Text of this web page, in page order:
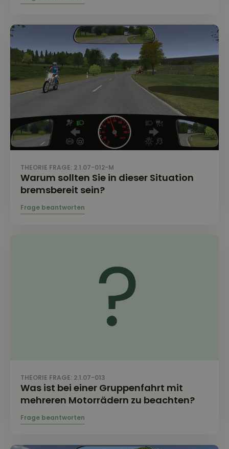
THEORIE FRAGE: 2.1.07-012-M
Warum sollten Sie in dieser Situation
bremsbereit sein?
THEORIE FRAGE: 2.1.07-013
Was ist bei einer Gruppenfahrt mit
mehreren Motorrädern zu beachten?